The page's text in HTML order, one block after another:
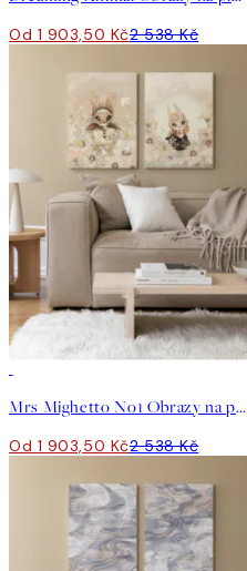
Od 1 903,50 Kč2 538 Kč
Mrs Mighetto No1 Obrazy na plátně Duo
Od 1 903,50 Kč2 538 Kč